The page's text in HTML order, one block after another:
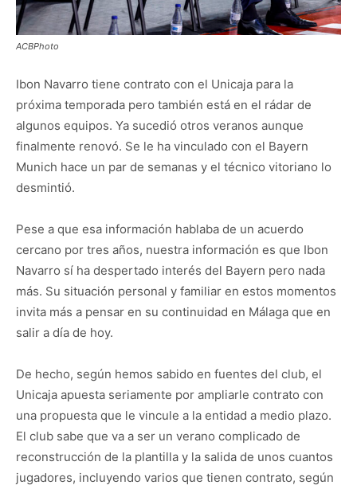
ACBPhoto
Ibon Navarro tiene contrato con el Unicaja para la
próxima temporada pero también está en el rádar de
algunos equipos. Ya sucedió otros veranos aunque
finalmente renovó. Se le ha vinculado con el Bayern
Munich hace un par de semanas y el técnico vitoriano lo
desmintió.
Pese a que esa información hablaba de un acuerdo
cercano por tres años, nuestra información es que Ibon
Navarro sí ha despertado interés del Bayern pero nada
más. Su situación personal y familiar en estos momentos
invita más a pensar en su continuidad en Málaga que en
salir a día de hoy.
De hecho, según hemos sabido en fuentes del club, el
Unicaja apuesta seriamente por ampliarle contrato con
una propuesta que le vincule a la entidad a medio plazo.
El club sabe que va a ser un verano complicado de
reconstrucción de la plantilla y la salida de unos cuantos
jugadores, incluyendo varios que tienen contrato, según